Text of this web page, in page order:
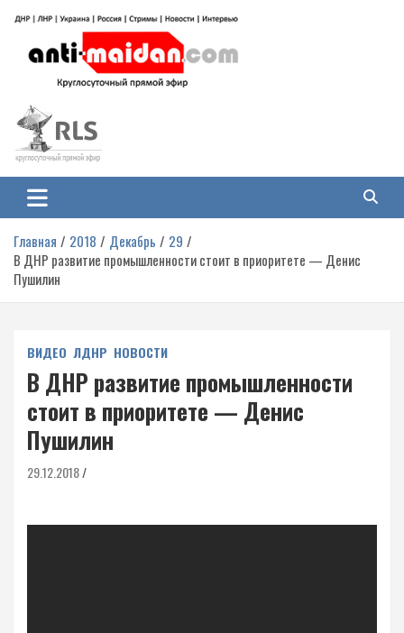
содержимому
Антимайдан: Гражданская война
на Украине
гражданской войне на Украине, включая события в Новороссии, ДНР,
ЛНР и других регионах.
Главная 2018 Декабрь
29
В ДНР развитие промышленности стоит в приоритете — Денис
Пушилин
ВИДЕО ЛДНР НОВОСТИ
В ДНР развитие промышленности
стоит в приоритете — Денис
Пушилин
29.12.2018